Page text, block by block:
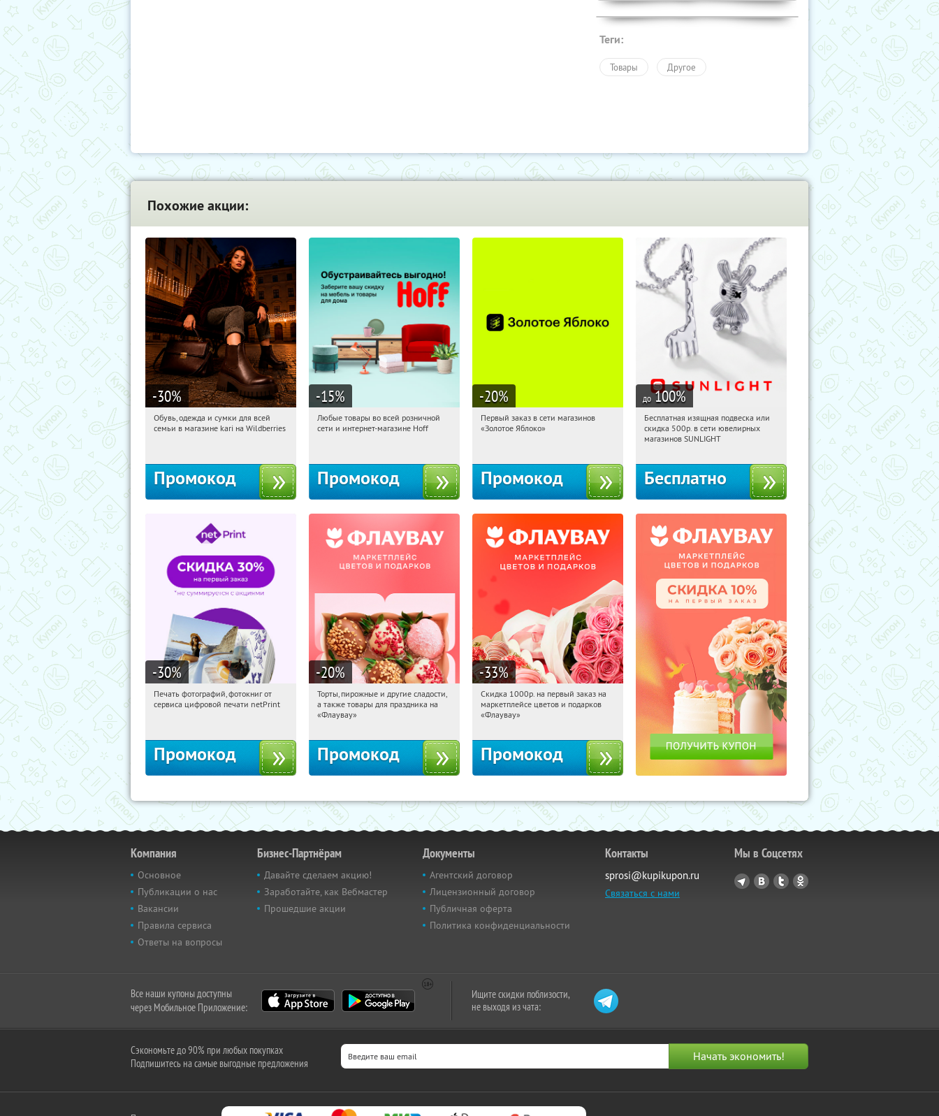
Теги:
Товары Другое
Похожие акции:
-30%
01:00:52
Получи первым!
Обувь, одежда и сумки для всей
семьи в магазине kari на Wildberries
Промокод
-15%
01:00:52 Получили:
Любые товары во всей розничной
сети и интернет-магазине Hoff
Промокод
-20%
01:00:52
Получи первым!
Первый заказ в сети магазинов
«Золотое Яблоко»
Промокод
до 100%
01:00:52 Получили:
Россия
Бесплатная изящная подвеска или
скидка 500р. в сети ювелирных
магазинов SUNLIGHT
Бесплатно
-30%
01:00:52 Получили:
Печать фотографий, фотокниг от
сервиса цифровой печати netPrint
Промокод
-20%
01:00:52 Получили:
Россия
Торты, пирожные и другие сладости,
а также товары для праздника на
«Флаувау»
Промокод
-33%
01:00:52 Получили:
Россия
Скидка 1000р. на первый заказ на
маркетплейсе цветов и подарков
«Флаувау»
Промокод
Компания
Основное
Публикации о нас
Вакансии
Правила сервиса
Ответы на вопросы
Бизнес-Партнёрам
Давайте сделаем акцию!
Заработайте, как Вебмастер
Прошедшие акции
Документы
Агентский договор
Лицензионный договор
Публичная оферта
Политика конфиденциальности
Контакты
sprosi@kupikupon.ru
Связаться с нами
Мы в Соцсетях
Все наши купоны доступны
через Мобильное Приложение:
Ищите скидки поблизости,
не выходя из чата:
Сэкономьте до 90% при любых покупках
Подпишитесь на самые выгодные предложения